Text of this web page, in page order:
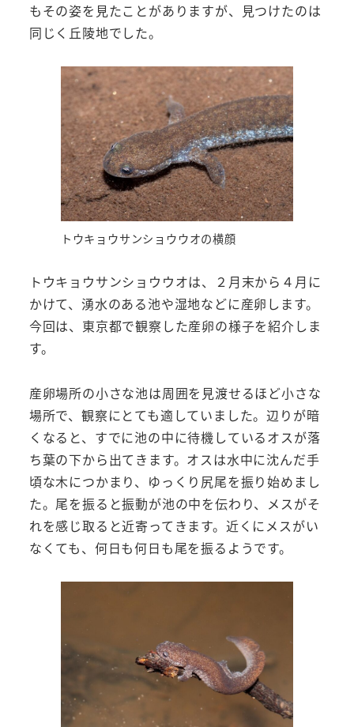
もその姿を見たことがありますが、見つけたのは
同じく丘陵地でした。
トウキョウサンショウウオの横顔
トウキョウサンショウウオは、２月末から４月に
かけて、湧水のある池や湿地などに産卵します。
今回は、東京都で観察した産卵の様子を紹介しま
す。
産卵場所の小さな池は周囲を見渡せるほど小さな
場所で、観察にとても適していました。辺りが暗
くなると、すでに池の中に待機しているオスが落
ち葉の下から出てきます。オスは水中に沈んだ手
頃な木につかまり、ゆっくり尻尾を振り始めまし
た。尾を振ると振動が池の中を伝わり、メスがそ
れを感じ取ると近寄ってきます。近くにメスがい
なくても、何日も何日も尾を振るようです。